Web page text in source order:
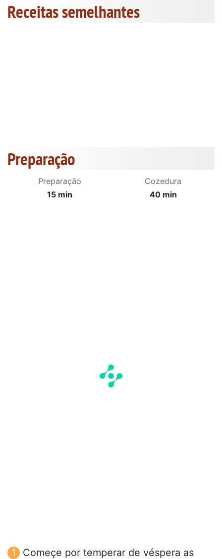
Receitas semelhantes
Preparação
Preparação
15 min
Cozedura
40 min
Começe por temperar de véspera as